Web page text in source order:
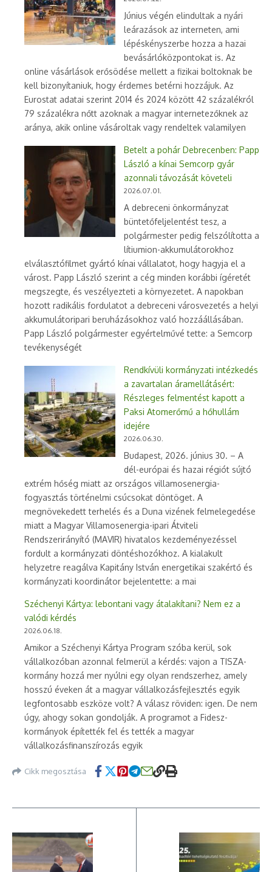
Június végén elindultak a nyári
leárazások az interneten, ami
lépéskényszerbe hozza a hazai
bevásárlóközpontokat is. Az
online vásárlások erősödése mellett a fizikai boltoknak be
kell bizonyítaniuk, hogy érdemes betérni hozzájuk. Az
Eurostat adatai szerint 2014 és 2024 között 42 százalékról
79 százalékra nőtt azoknak a magyar internetezőknek az
aránya, akik online vásároltak vagy rendeltek valamilyen
Betelt a pohár Debrecenben: Papp
László a kínai Semcorp gyár
azonnali távozását követeli
2026.07.01.
A debreceni önkormányzat
büntetőfeljelentést tesz, a
polgármester pedig felszólította a
lítiumion-akkumulátorokhoz
elválasztófilmet gyártó kínai vállalatot, hogy hagyja el a
várost. Papp László szerint a cég minden korábbi ígéretét
megszegte, és veszélyezteti a környezetet. A napokban
hozott radikális fordulatot a debreceni városvezetés a helyi
akkumulátoripari beruházásokhoz való hozzáállásában.
Papp László polgármester egyértelművé tette: a Semcorp
tevékenységét
Rendkívüli kormányzati intézkedés
a zavartalan áramellátásért:
Részleges felmentést kapott a
Paksi Atomerőmű a hőhullám
idejére
2026.06.30.
Budapest, 2026. június 30. – A
dél-európai és hazai régiót sújtó
extrém hőség miatt az országos villamosenergia-
fogyasztás történelmi csúcsokat döntöget. A
megnövekedett terhelés és a Duna vizének felmelegedése
miatt a Magyar Villamosenergia-ipari Átviteli
Rendszerirányító (MAVIR) hivatalos kezdeményezéssel
fordult a kormányzati döntéshozókhoz. A kialakult
helyzetre reagálva Kapitány István energetikai szakértő és
kormányzati koordinátor bejelentette: a mai
Széchenyi Kártya: lebontani vagy átalakítani? Nem ez a
valódi kérdés
2026.06.18.
Amikor a Széchenyi Kártya Program szóba kerül, sok
vállalkozóban azonnal felmerül a kérdés: vajon a TISZA-
kormány hozzá mer nyúlni egy olyan rendszerhez, amely
hosszú éveken át a magyar vállalkozásfejlesztés egyik
legfontosabb eszköze volt? A válasz röviden: igen. De nem
úgy, ahogy sokan gondolják. A programot a Fidesz-
kormányok építették fel és tették a magyar
vállalkozásfinanszírozás egyik
Cikk megosztása